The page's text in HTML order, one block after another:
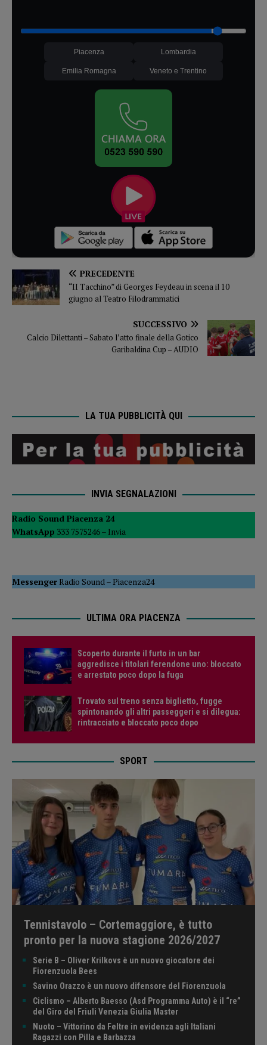
Piacenza Lombardia
Emilia Romagna Veneto e Trentino
PRECEDENTE
“II Tacchino” di Georges Feydeau in scena il 10
giugno al Teatro Filodrammatici
SUCCESSIVO
Calcio Dilettanti – Sabato l’atto finale della Gotico
Garibaldina Cup – AUDIO
LA TUA PUBBLICITÀ QUI
INVIA SEGNALAZIONI
Radio Sound Piacenza 24
WhatsApp 333 7575246 – Invia
MessengerRadio Sound –Piacenza24
ULTIMA ORA PIACENZA
Scoperto durante il furto in un bar
aggredisce i titolari ferendone uno: bloccato
e arrestato poco dopo la fuga
Trovato sul treno senza biglietto, fugge
spintonando gli altri passeggeri e si dilegua:
rintracciato e bloccato poco dopo
SPORT
Tennistavolo – Cortemaggiore, è tutto
pronto per la nuova stagione 2026/2027
Serie B – Oliver Krilkovs è un nuovo giocatore dei
Fiorenzuola Bees
Savino Orazzo è un nuovo difensore del Fiorenzuola
Ciclismo – Alberto Baesso (Asd Programma Auto) è il “re”
del Giro del Friuli Venezia Giulia Master
Nuoto – Vittorino da Feltre in evidenza agli Italiani
Ragazzi con Pilla e Barbazza